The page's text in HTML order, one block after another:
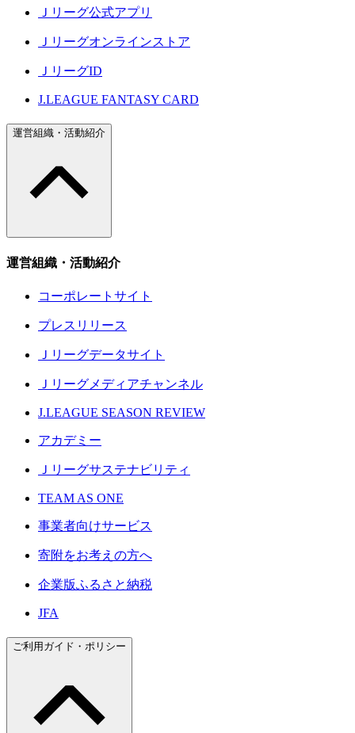
Ｊリーグ公式アプリ
Ｊリーグオンラインストア
ＪリーグID
J.LEAGUE FANTASY CARD
運営組織・活動紹介
運営組織・活動紹介
コーポレートサイト
プレスリリース
Ｊリーグデータサイト
Ｊリーグメディアチャンネル
J.LEAGUE SEASON REVIEW
アカデミー
Ｊリーグサステナビリティ
TEAM AS ONE
事業者向けサービス
寄附をお考えの方へ
企業版ふるさと納税
JFA
ご利用ガイド・ポリシー